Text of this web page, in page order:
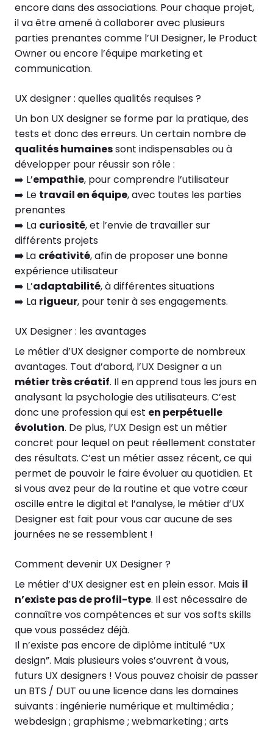
encore dans des associations. Pour chaque projet,
il va être amené à collaborer avec plusieurs
parties prenantes comme l’UI Designer, le Product
Owner ou encore l’équipe marketing et
communication.
UX designer : quelles qualités requises ?
Un bon UX designer se forme par la pratique, des
tests et donc des erreurs. Un certain nombre de
qualités humainessont indispensables ou à
développer pour réussir son rôle :
➡️ L’empathie, pour comprendre l’utilisateur
➡️ Le travail en équipe, avec toutes les parties
prenantes
➡️ La curiosité, et l’envie de travailler sur
différents projets
➡️La créativité, afin de proposer une bonne
expérience utilisateur
➡️ L’adaptabilité, à différentes situations
➡️ La rigueur, pour tenir à ses engagements.
UX Designer : les avantages
Le métier d’UX designer comporte de nombreux
avantages. Tout d’abord, l’UX Designer a un
métier très créatif. Il en apprend tous les jours en
analysant la psychologie des utilisateurs. C’est
donc une profession qui est en perpétuelle
évolution. De plus, l’UX Design est un métier
concret pour lequel on peut réellement constater
des résultats. C’est un métier assez récent, ce qui
permet de pouvoir le faire évoluer au quotidien. Et
si vous avez peur de la routine et que votre cœur
oscille entre le digital et l’analyse, le métier d’UX
Designer est fait pour vous car aucune de ses
journées ne se ressemblent !
Comment devenir UX Designer ?
Le métier d’UX designer est en plein essor. Mais il
n’existe pas de profil-type. Il est nécessaire de
connaître vos compétences et sur vos softs skills
que vous possédez déjà.
Il n’existe pas encore de diplôme intitulé “UX
design”. Mais plusieurs voies s’ouvrent à vous,
futurs UX designers ! Vous pouvez choisir de passer
un BTS / DUT ou une licence dans les domaines
suivants : ingénierie numérique et multimédia ;
webdesign ; graphisme ; webmarketing ; arts